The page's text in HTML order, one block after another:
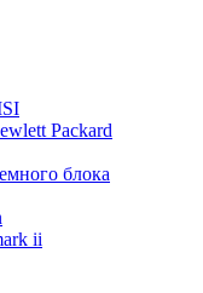
Packard
блока
ii